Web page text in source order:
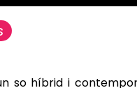
so híbrid i